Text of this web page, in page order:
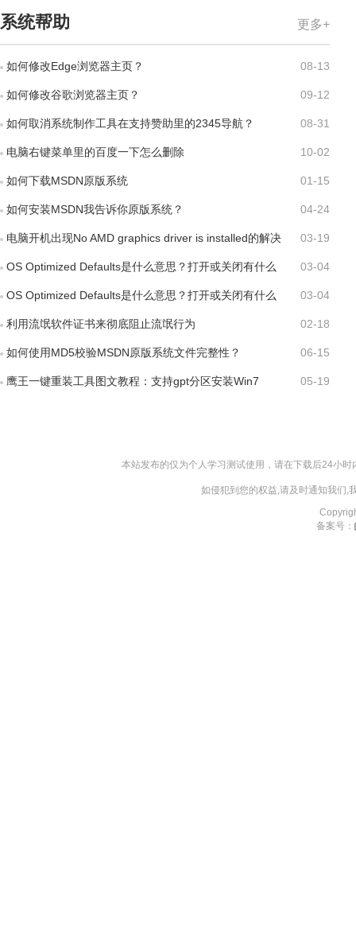
更多+
系统帮助
08-13
如何修改Edge浏览器主页？
09-12
如何修改谷歌浏览器主页？
08-31
如何取消系统制作工具在支持赞助里的2345导航？
10-02
电脑右键菜单里的百度一下怎么删除
01-15
如何下载MSDN原版系统
04-24
如何安装MSDN我告诉你原版系统？
03-19
电脑开机出现No AMD graphics driver is installed的解决
03-04
OS Optimized Defaults是什么意思？打开或关闭有什么
03-04
OS Optimized Defaults是什么意思？打开或关闭有什么
02-18
利用流氓软件证书来彻底阻止流氓行为
06-15
如何使用MD5校验MSDN原版系统文件完整性？
05-19
鹰王一键重装工具图文教程：支持gpt分区安装Win7
本站发布的仅为个人学习测试使用，请在下载后24小
如侵犯到您的权益,请及时通知我们,
备案号：